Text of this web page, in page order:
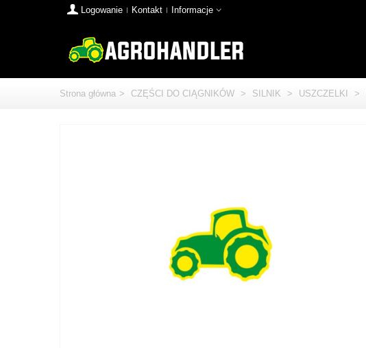
Logowanie Kontakt Informacje
Strona główna > CZĘŚCI DO CIĄGNIKÓW > SILNIK > USZCZELKI >